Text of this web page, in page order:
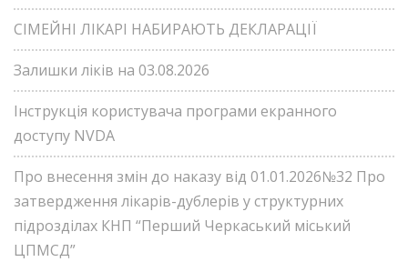
СІМЕЙНІ ЛІКАРІ НАБИРАЮТЬ ДЕКЛАРАЦІЇ
Залишки ліків на 03.08.2026
Інструкція користувача програми екранного
доступу NVDA
Про внесення змін до наказу від 01.01.2026№32 Про
затвердження лікарів-дублерів у структурних
підрозділах КНП “Перший Черкаський міський
ЦПМСД”